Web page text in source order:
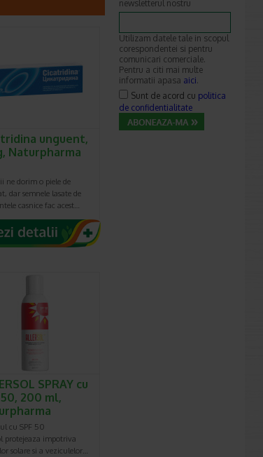
unguent,
Naturpharma
ne dorim o piele de
dar semnele lasate de
casnice fac acest…
SPRAY cu
50, 200 ml,
cu SPF 50
protejeaza impotriva
solare si a veziculelor…
newsletterul nostru
Utilizam datele tale in scopul
corespondentei si pentru
comunicari comerciale.
Pentru a citi mai multe
informatii apasa aici.
Sunt de acord cu politica
de confidentialitate